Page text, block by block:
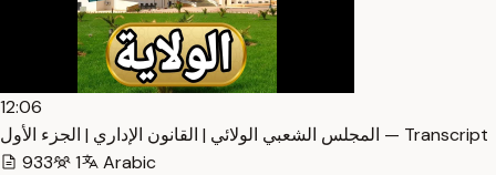
12:06
المجلس الشعبي الولائي | القانون الإداري | الجزء الأول — Transcript
933
1 Arabic